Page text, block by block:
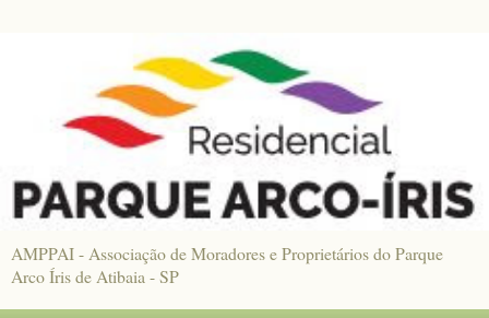
AMPPAI - Associação de Moradores e Proprietários do Parque
Arco Íris de Atibaia - SP